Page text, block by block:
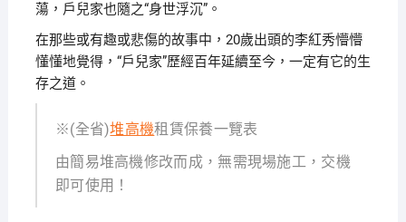
蕩，戶兒家也隨之“身世浮沉”。
在那些或有趣或悲傷的故事中，20歲出頭的李紅秀懵懵
懂懂地覺得，“戶兒家”歷經百年延續至今，一定有它的生
存之道。
※(全省)堆高機租賃保養一覽表
由簡易堆高機修改而成，無需現場施工，交機
即可使用！